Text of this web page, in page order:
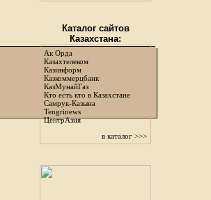
Каталог сайтов
Казахстана:
Ак Орда
Казахтелеком
Казинформ
Казкоммерцбанк
КазМунайГаз
Кто есть кто в Казахстане
Самрук-Казына
Tengrinews
ЦентрАзия
в каталог >>>